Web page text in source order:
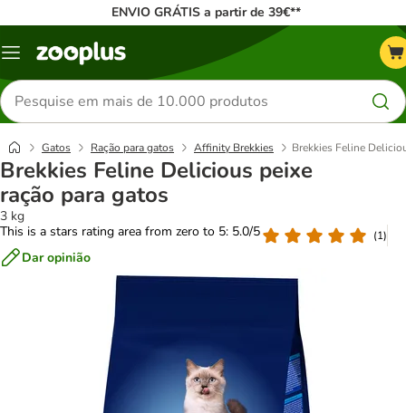
ENVIO GRÁTIS a partir de 39€**
Menu
Pesquisar
produtos
Gatos Ração para gatos Affinity Brekkies Brekkies Feline
Brekkies Feline Delicious peixe
ração para gatos
3 kg
This is a stars rating area from zero to 5: 5.0/5
(1)
Dar opinião